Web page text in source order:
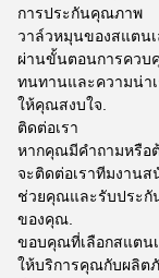
การประกันคุณภาพ
วาล์วหมุนของสแตน
ผ่านขั้นตอนการควบ
ทนทานและความน่าเ
ให้คุณสงบใจ.
ติดต่อเรา
หากคุณมีคําถามหรือ
จะติดต่อเราทีมงาน
ช่วยคุณและรับประกั
ของคุณ.
ขอบคุณที่เลือกสแตนเ
ให้บริการคุณกับผลิ